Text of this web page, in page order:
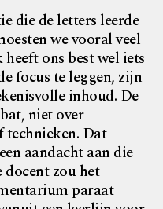
die de letters leerde
we vooral veel
ons best wel iets
focus te leggen, zijn
inhoud. De
niet over
technieken. Dat
aandacht aan die
docent zou het
paraat